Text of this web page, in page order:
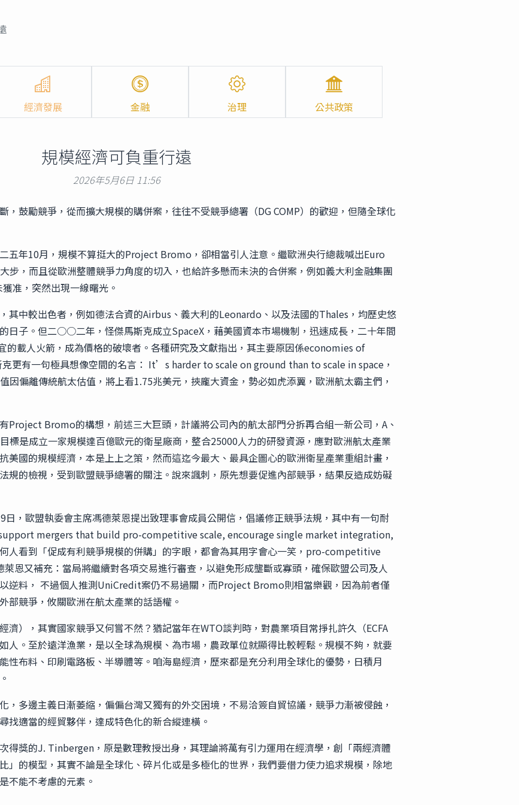
經濟發展 金融 治理 公共政策
規模經濟可負重行遠
2026年5月6日 11:56
，鼓勵競爭，從而擴大規模的購併案，往往不受競爭總署（DG COMP）的歡迎，但隨全球化
五年10月，規模不算挺大的Project Bromo，卻相當引人注意。繼歐洲央行總裁喊出Euro
步，而且從歐洲整體競爭力角度的切入，也給許多懸而未決的合併案，例如義大利金融集團
准，突然出現一線曙光。
其中較出色者，例如德法合資的Airbus、義大利的Leonardo、以及法國的Thales，均歷史悠
日子。但二○○二年，怪傑馬斯克成立SpaceX，藉美國資本市場機制，迅速成長，二十年間
的載人火箭，成為價格的破壞者。各種研究及文獻指出，其主要原因係economies of
更有一句極具想像空間的名言： It’s harder to scale on ground than to scale in space，
因偏離傳統航太估值，將上看1.75兆美元，挾龐大資金，勢必如虎添翼，歐洲航太霸主們，
Project Bromo的構想，前述三大巨頭，計議將公司內的航太部門分拆再合組一新公司，A、
標是成立一家規模達百億歐元的衛星廠商，整合25000人力的研發資源，應對歐洲航太產業
美國的規模經濟，本是上上之策，然而這迄今最大、最具企圖心的歐洲衛星產業重組計畫，
規的檢視，受到歐盟競爭總署的關注。說來諷刺，原先想要促進內部競爭，結果反造成妨礙
，歐盟執委會主席馮德萊恩提出致理事會成員公開信，倡議修正競爭法規，其中有一句耐
mergers that build pro-competitive scale, encourage single market integration,
人看到「促成有利競爭規模的併購」的字眼，都會為其用字會心一笑，pro-competitive
恩又補充：當局將繼續對各項交易進行審查，以避免形成壟斷或寡頭，確保歐盟公司及人
逆料， 不過個人推測UniCredit案仍不易過關，而Project Bromo則相當樂觀，因為前者僅
部競爭，攸關歐洲在航太產業的話語權。
濟），其實國家競爭又何嘗不然？猶記當年在WTO談判時，對農業項目常掙扎許久（ECFA
人。至於遠洋漁業，是以全球為規模、為市場，農政單位就顯得比較輕鬆。規模不夠，就要
性布料、印刷電路板、半導體等。咱海島經濟，歷來都是充分利用全球化的優勢，日積月
，多邊主義日漸萎縮，偏偏台灣又獨有的外交困境，不易洽簽自貿協議，競爭力漸被侵蝕，
找適當的經貿夥伴，達成特色化的新合縱連橫。
得獎的J. Tinbergen，原是數理教授出身，其理論將萬有引力運用在經濟學，創「兩經濟體
」的模型，其實不論是全球化、碎片化或是多極化的世界，我們要借力使力追求規模，除地
不能不考慮的元素。